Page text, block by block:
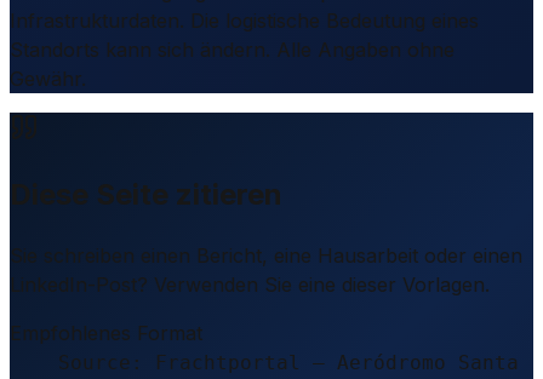
Infrastrukturdaten. Die logistische Bedeutung eines
Standorts kann sich ändern. Alle Angaben ohne
Gewähr.
Diese Seite zitieren
Sie schreiben einen Bericht, eine Hausarbeit oder einen
LinkedIn-Post? Verwenden Sie eine dieser Vorlagen.
Empfohlenes Format
Source: Frachtportal – Aeródromo Santa